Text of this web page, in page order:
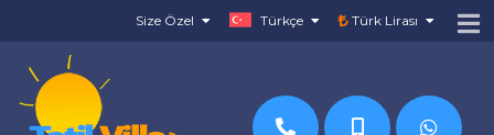
Size Özel Türkçe Türk Lirası